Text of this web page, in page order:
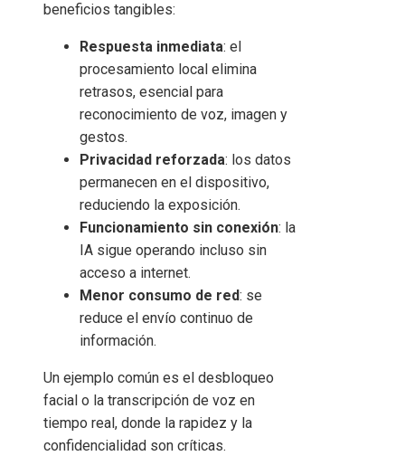
beneficios tangibles:
Respuesta inmediata: el
procesamiento local elimina
retrasos, esencial para
reconocimiento de voz, imagen y
gestos.
Privacidad reforzada: los datos
permanecen en el dispositivo,
reduciendo la exposición.
Funcionamiento sin conexión: la
IA sigue operando incluso sin
acceso a internet.
Menor consumo de red: se
reduce el envío continuo de
información.
Un ejemplo común es el desbloqueo
facial o la transcripción de voz en
tiempo real, donde la rapidez y la
confidencialidad son críticas.